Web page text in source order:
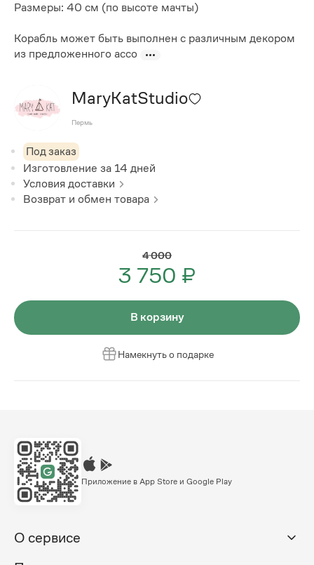
Размеры: 40 см (по высоте мачты)
Корабль может быть выполнен с различным декором
из предложенного ассо
MaryKatStudio
Пермь
Под заказ
Изготовление за 14 дней
Условия доставки
Возврат и обмен товара
4 000
3 750 ₽
В корзину
Намекнуть о подарке
Приложение в App Store и Google Play
О сервисе